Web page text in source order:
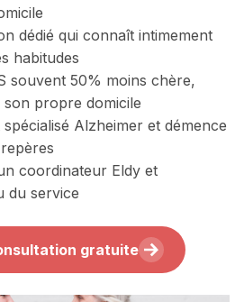
dédié qui connaît intimement
habitudes
souvent 50% moins chère,
propre domicile
Alzheimer et démence
coordinateur Eldy et
du service
gratuite